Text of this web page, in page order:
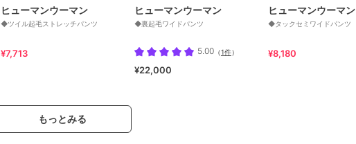
ヒューマンウーマン
◆ツイル起毛ストレッチパンツ
¥7,713
ヒューマンウーマン
◆裏起毛ワイドパンツ
5.00 （1件）
¥22,000
ヒューマンウーマン
◆タックセミワイドパンツ
¥8,180
もっとみる